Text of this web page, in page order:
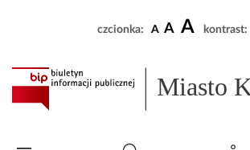
czcionka: A A A kontrast:
Miasto